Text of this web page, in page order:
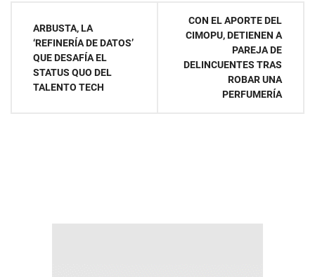
Navegación
entradas
ARBUSTA, LA
‘REFINERÍA DE DATOS’
QUE DESAFÍA EL
STATUS QUO DEL
TALENTO TECH
CON EL APORTE DEL
CIMOPU, DETIENEN A
PAREJA DE
DELINCUENTES TRAS
ROBAR UNA
PERFUMERÍA